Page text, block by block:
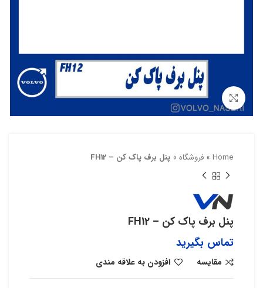
بزرگنمایی تصویر
Home
» فروشگاه » پنل برف پاک کن – FH12
پنل برف پاک کن – FH12
تماس بگیرید
مقایسه افزودن به علاقه مندی